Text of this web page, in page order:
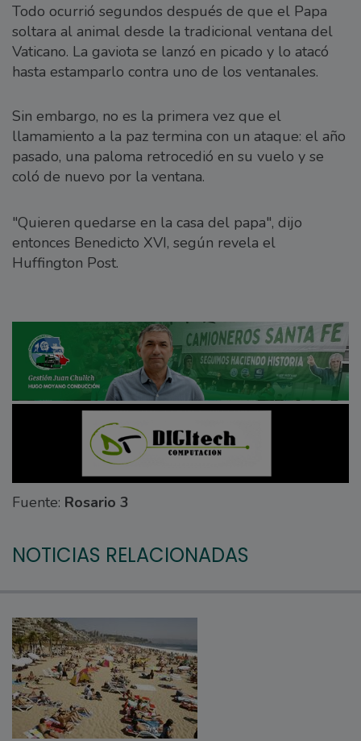
Todo ocurrió segundos después de que el Papa
soltara al animal desde la tradicional ventana del
Vaticano. La gaviota se lanzó en picado y lo atacó
hasta estamparlo contra uno de los ventanales.
Sin embargo, no es la primera vez que el
llamamiento a la paz termina con un ataque: el año
pasado, una paloma retrocedió en su vuelo y se
coló de nuevo por la ventana.
"Quieren quedarse en la casa del papa", dijo
entonces Benedicto XVI, según revela el
Huffington Post.
Fuente: Rosario 3
NOTICIAS RELACIONADAS